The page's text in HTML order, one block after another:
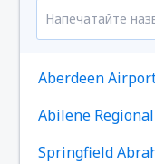
Aberdeen
Abilene
Springfield